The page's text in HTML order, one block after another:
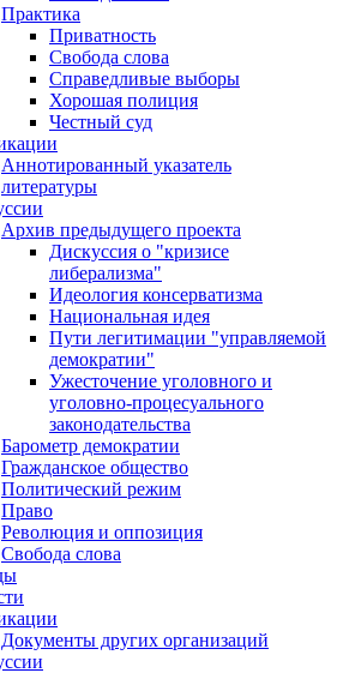
Практика
Приватность
Свобода слова
Справедливые выборы
Хорошая полиция
Честный суд
Аннотированный указатель
литературы
Архив предыдущего проекта
Дискуссия о "кризисе
либерализма"
Идеология консерватизма
Национальная идея
Пути легитимации "управляемой
демократии"
Ужесточение уголовного и
уголовно-процесуального
законодательства
Барометр демократии
Гражданское общество
Политический режим
Право
Революция и оппозиция
Свобода слова
Документы других организаций